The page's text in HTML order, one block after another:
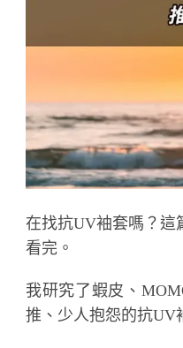
在找抗UV袖套嗎？這
看完。
我研究了蝦皮、
推、少人抱怨的抗UV